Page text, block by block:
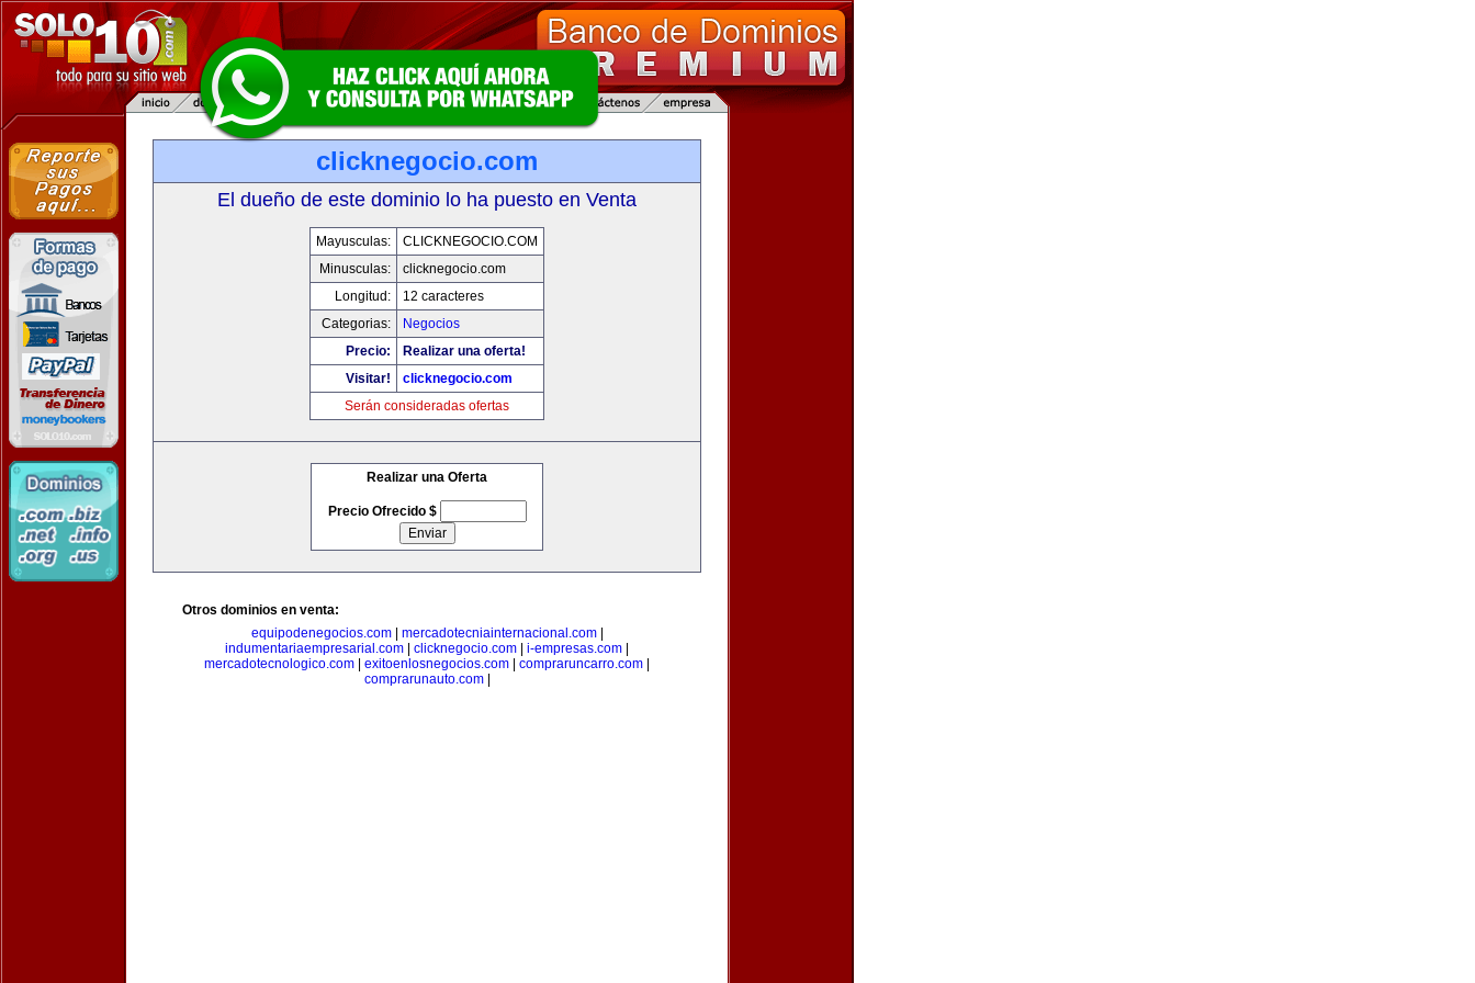
clicknegocio.com
El dueño de este dominio lo ha puesto en Venta
Mayusculas:
CLICKNEGOCIO.COM
Minusculas:
clicknegocio.com
Longitud:
12 caracteres
Categorias:
Negocios
Precio:
Realizar una oferta!
Visitar!
clicknegocio.com
Serán consideradas ofertas
Realizar una Oferta
Precio Ofrecido $
Otros dominios en venta:
equipodenegocios.com| mercadotecniainternacional.com|
indumentariaempresarial.com
clicknegocio.com i-empresas.com
mercadotecnologico.com
exitoenlosnegocios.com compraruncarro.com
comprarunauto.com|